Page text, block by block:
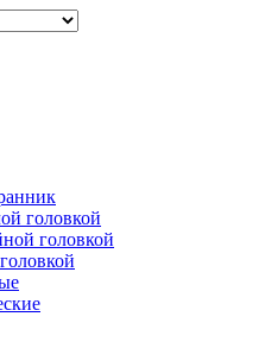
головкой
головкой